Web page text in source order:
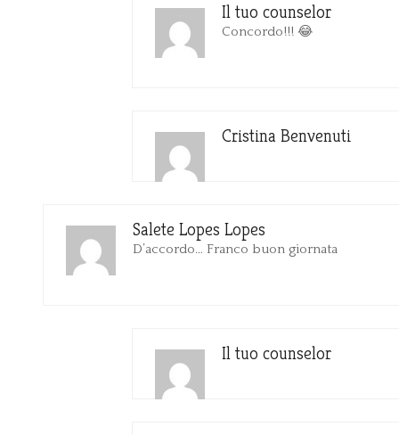
Il tuo counselor
Concordo!!! 😂
Cristina Benvenuti
Salete Lopes Lopes
D’accordo… Franco buon giornata
Il tuo counselor